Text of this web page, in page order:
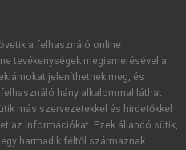
akcióiról.
a felhasználó online
tevékenységek megismerésével a
jeleníthetnek meg, és
hány alkalommal láthat
más szervezetekkel és hirdetőkkel
az információkat. Ezek állandó sütik,
harmadik féltől származnak.